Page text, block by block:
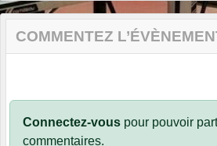
COMMENTEZ
Connectez-vous pour pouvoir
commentaires.